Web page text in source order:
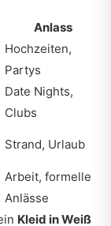
Anlass
Hochzeiten,
Partys
Date Nights,
Clubs
Strand, Urlaub
Arbeit, formelle
Anlässe
Kleid in Weiß